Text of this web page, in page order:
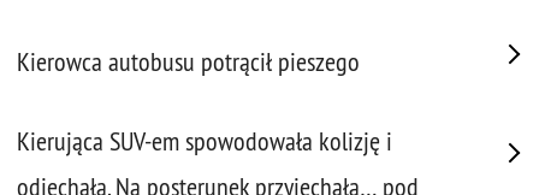
Kierowca autobusu potrącił pieszego
Kierująca SUV-em spowodowała kolizję i
odjechała. Na posterunek przyjechała… pod